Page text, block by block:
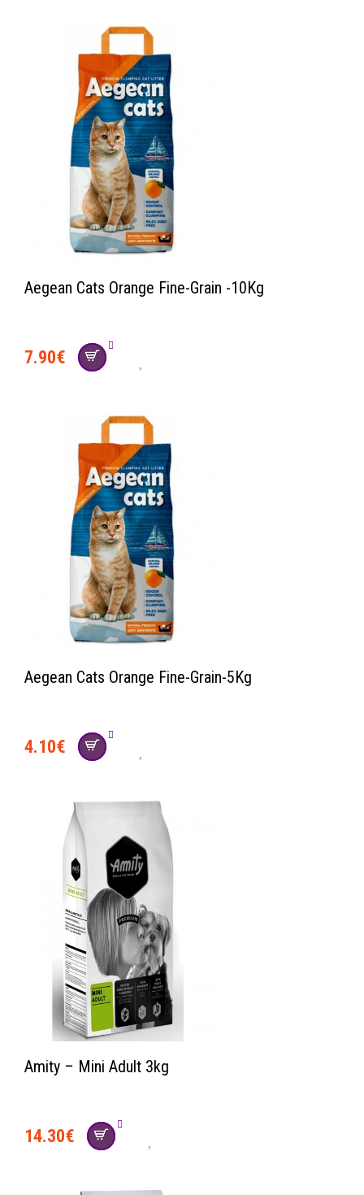
Aegean Cats Orange Fine-Grain -10Kg
7.90€
Aegean Cats Orange Fine-Grain-5Kg
4.10€
Amity – Mini Adult 3kg
14.30€